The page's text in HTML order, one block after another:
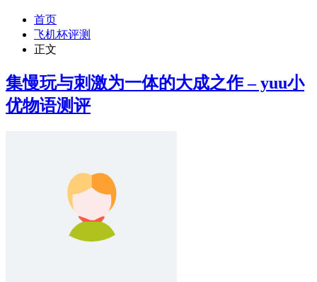
首页
飞机杯评测
正文
集慢玩与刺激为一体的大成之作 – yuu小
优物语测评